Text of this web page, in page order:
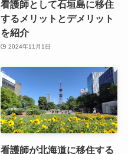
看護師として石垣島に移住
するメリットとデメリット
を紹介
2024年11月1日
看護師が北海道に移住する